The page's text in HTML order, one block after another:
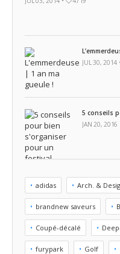
JUL 30, 2014 •
5 conseils
JAN 20, 2016
adidas Arch. &
brandnew saveurs
Coupé-décalé
furypark Golf